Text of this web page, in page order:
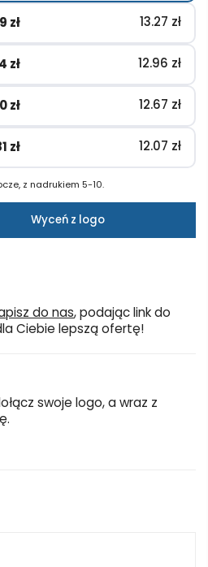
zł 13.27 zł
zł 12.96 zł
zł 12.67 zł
zł 12.07 zł
z nadrukiem 5-10.
Wyceń z logo
do nas, podając link do
Ciebie lepszą ofertę!
swoje logo, a wraz z